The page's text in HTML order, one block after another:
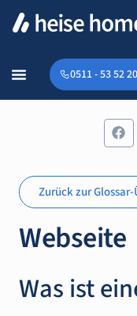
0511 - 53 52
Zurück zur
Webseite
Was ist